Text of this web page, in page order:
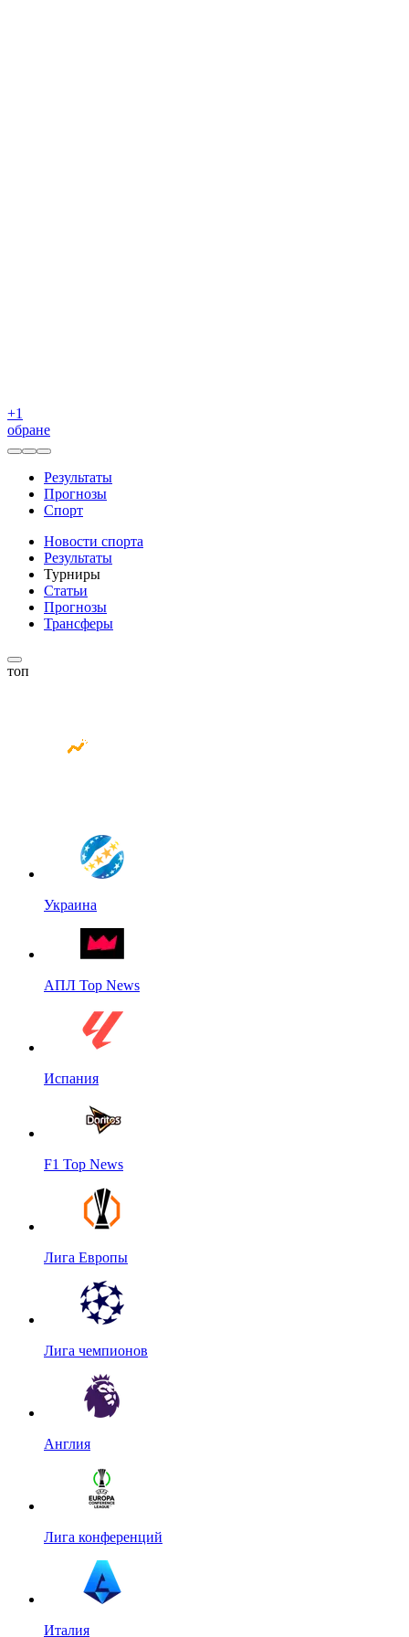
+1
обране
Результаты
Прогнозы
Спорт
Новости спорта
Результаты
Турниры
Статьи
Прогнозы
Трансферы
топ
Украина
АПЛ Top News
Испания
F1 Top News
Лига Европы
Лига чемпионов
Англия
Лига конференций
Италия